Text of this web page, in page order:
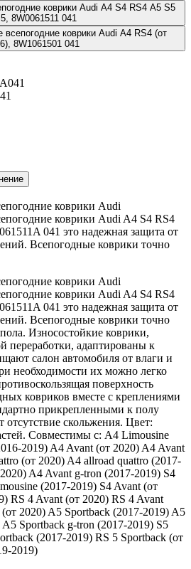
коврики Audi A4 S4 RS4 A5 S5
8W0061511 041
коврики Audi А4 RS4 (от
8W1061501 041
коврики Audi
коврики Audi A4 S4 RS4
041 это надежная защита от
Всепогодные коврики точно
коврики Audi
коврики Audi A4 S4 RS4
041 это надежная защита от
Всепогодные коврики точно
Износостойкие коврики,
переработки, адаптированы к
салон автомобиля от влаги и
необходимости их можно легко
поверхность
ковриков вместе с креплениями
прикрепленными к полу
отсутствие скольжения. Цвет:
Совместимы с: A4 Limousine
2019) A4 Avant (от 2020) A4 Avant
(от 2020) A4 allroad quattro (2017-
A4 Avant g-tron (2017-2019) S4
(2017-2019) S4 Avant (от
RS 4 Avant (от 2020) RS 4 Avant
2020) A5 Sportback (2017-2019) A5
Sportback g-tron (2017-2019) S5
(2017-2019) RS 5 Sportback (от
2019)